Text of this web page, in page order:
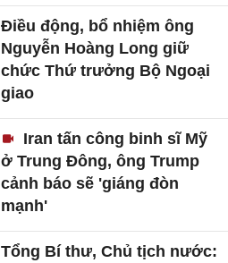
Điều động, bổ nhiệm ông
Nguyễn Hoàng Long giữ
chức Thứ trưởng Bộ Ngoại
giao
Iran tấn công binh sĩ Mỹ
ở Trung Đông, ông Trump
cảnh báo sẽ 'giáng đòn
mạnh'
Tổng Bí thư, Chủ tịch nước: